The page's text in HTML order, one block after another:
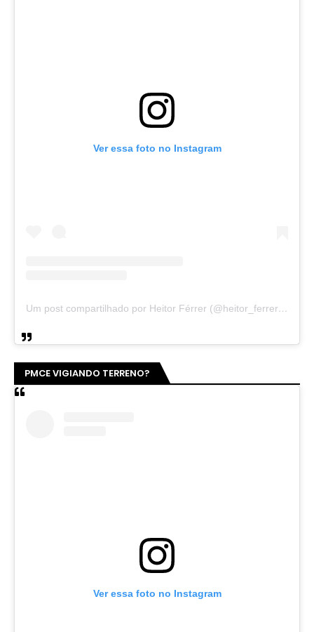
Ver essa foto no Instagram
Um post compartilhado por Heitor Férrer (@heitor_ferrer77)
PMCE VIGIANDO TERRENO?
Ver essa foto no Instagram